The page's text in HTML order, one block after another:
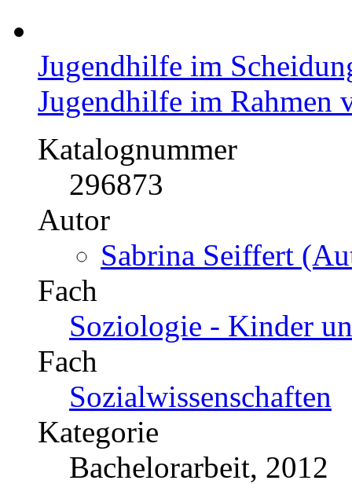
Jugendhilfe im
Jugendhilfe im Rahmen
Katalognummer
296873
Autor
Sabrina Seiffert
Fach
Soziologie - Kinder
Fach
Sozialwissenschaften
Kategorie
Bachelorarbeit, 2012